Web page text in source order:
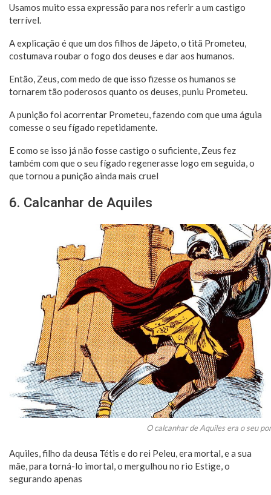
Usamos muito essa expressão para nos referir a um castigo
terrível.
A explicação é que um dos filhos de Jápeto, o titã Prometeu,
costumava roubar o fogo dos deuses e dar aos humanos.
Então, Zeus, com medo de que isso fizesse os humanos se
tornarem tão poderosos quanto os deuses, puniu Prometeu.
A punição foi acorrentar Prometeu, fazendo com que uma águia
comesse o seu fígado repetidamente.
E como se isso já não fosse castigo o suficiente, Zeus fez
também com que o seu fígado regenerasse logo em seguida, o
que tornou a punição ainda mais cruel
6. Calcanhar de Aquiles
O calcanhar de Aquiles era o seu
Aquiles, filho da deusa Tétis e do rei Peleu, era mortal, e a sua
mãe, para torná-lo imortal, o mergulhou no rio Estige, o
segurando apenas